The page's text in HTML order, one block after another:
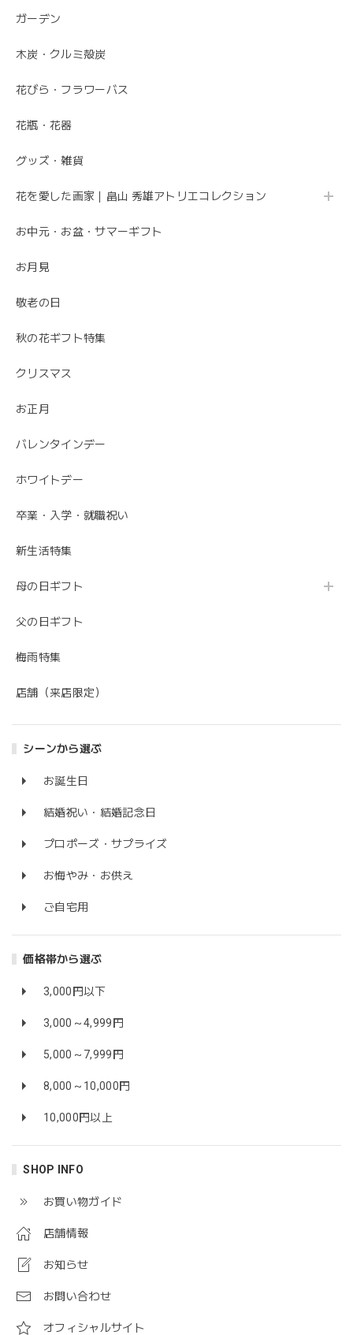
ガーデン
木炭・クルミ殻炭
花びら・フラワーバス
花瓶・花器
グッズ・雑貨
花を愛した画家｜畠山 秀雄アトリエコレクション
お中元・お盆・サマーギフト
お月見
敬老の日
秋の花ギフト特集
クリスマス
お正月
バレンタインデー
ホワイトデー
卒業・入学・就職祝い
新生活特集
母の日ギフト
父の日ギフト
梅雨特集
店舗（来店限定）
シーンから選ぶ
お誕生日
結婚祝い・結婚記念日
プロポーズ・サプライズ
お悔やみ・お供え
ご自宅用
価格帯から選ぶ
3,000円以下
3,000～4,999円
5,000～7,999円
8,000～10,000円
10,000円以上
SHOP INFO
お買い物ガイド
店舗情報
お知らせ
お問い合わせ
オフィシャルサイト